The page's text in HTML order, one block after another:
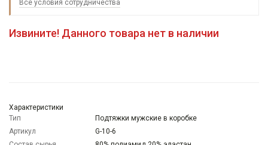
Все условия сотрудничества
Извините! Данного товара нет в наличии
Характеристики
Тип
Подтяжки мужские в коробке
Артикул
G-10-6